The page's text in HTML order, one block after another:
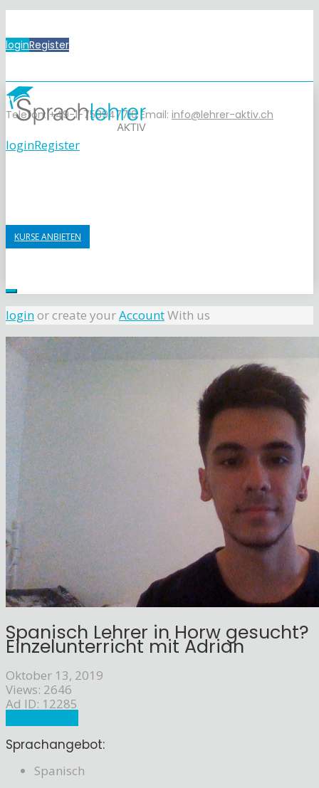
loginRegister
Telefon: +49-1-758947710 Email: info@lehrer-aktiv.ch
loginRegister
KURSE ANBIETEN
loginor create yourAccountWith us
Spanisch Lehrer in Horw gesucht?
Einzelunterricht mit Adrian
Oktober 13, 2019
Views: 2646
Ad ID: 12285
Sprachangebot:
Spanisch